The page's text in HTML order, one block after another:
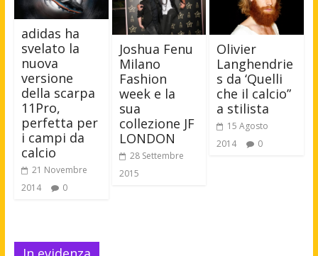
adidas ha
svelato la
nuova
versione
della scarpa
11Pro,
perfetta per
i campi da
calcio
21 Novembre
2014
0
Joshua Fenu
Milano
Fashion
week e la
sua
collezione JF
LONDON
28 Settembre
2015
Olivier
Langhendrie
s da ‘Quelli
che il calcio”
a stilista
15 Agosto
2014
0